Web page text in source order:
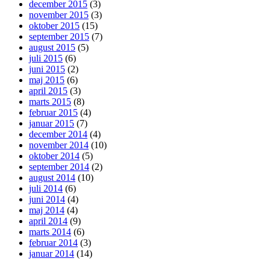
december 2015 (3)
november 2015 (3)
oktober 2015 (15)
september 2015 (7)
august 2015 (5)
juli 2015 (6)
juni 2015 (2)
maj 2015 (6)
april 2015 (3)
marts 2015 (8)
februar 2015 (4)
januar 2015 (7)
december 2014 (4)
november 2014 (10)
oktober 2014 (5)
september 2014 (2)
august 2014 (10)
juli 2014 (6)
juni 2014 (4)
maj 2014 (4)
april 2014 (9)
marts 2014 (6)
februar 2014 (3)
januar 2014 (14)